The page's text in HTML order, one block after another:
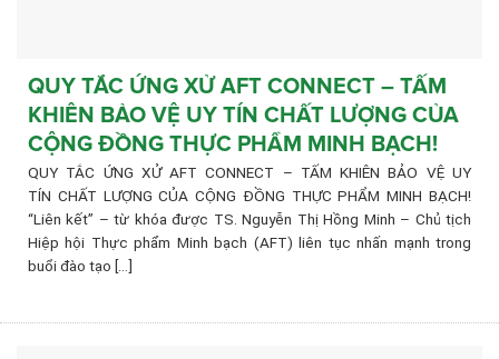
QUY TẮC ỨNG XỬ AFT CONNECT – TẤM
KHIÊN BẢO VỆ UY TÍN CHẤT LƯỢNG CỦA
CỘNG ĐỒNG THỰC PHẨM MINH BẠCH!
QUY TẮC ỨNG XỬ AFT CONNECT – TẤM KHIÊN BẢO VỆ UY
TÍN CHẤT LƯỢNG CỦA CỘNG ĐỒNG THỰC PHẨM MINH BẠCH!
“Liên kết” – từ khóa được TS. Nguyễn Thị Hồng Minh – Chủ tịch
Hiệp hội Thực phẩm Minh bạch (AFT) liên tục nhấn mạnh trong
buổi đào tạo [...]